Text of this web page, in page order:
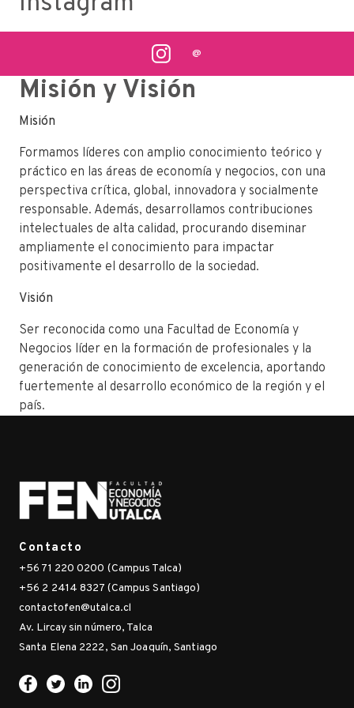
@
Misión y Visión
Misión
Formamos líderes con amplio conocimiento teórico y
práctico en las áreas de economía y negocios, con una
perspectiva crítica, global, innovadora y socialmente
responsable. Además, desarrollamos contribuciones
intelectuales de alta calidad, procurando diseminar
ampliamente el conocimiento para impactar
positivamente el desarrollo de la sociedad.
Visión
Ser reconocida como una Facultad de Economía y
Negocios líder en la formación de profesionales y la
generación de conocimiento de excelencia, aportando
fuertemente al desarrollo económico de la región y el
país.
Contacto
+56 71 220 0200 (Campus Talca)
+56 2 2414 8327 (Campus Santiago)
contactofen@utalca.cl
Av. Lircay sin número, Talca
Santa Elena 2222, San Joaquín, Santiago